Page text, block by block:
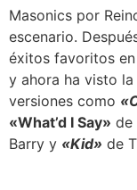
Masonics por
escenario.
éxitos favoritos
y ahora ha visto
versiones como
«What’d I Say» de
Barry y «Kid» de